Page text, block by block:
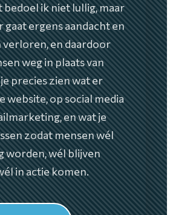
bedoel ik niet lullig, maar
gaat ergens aandacht en
en daardoor
weg in plaats van
precies zien wat er
website, op social media
en wat je
zodat mensen wél
worden, wél blijven
in actie komen.